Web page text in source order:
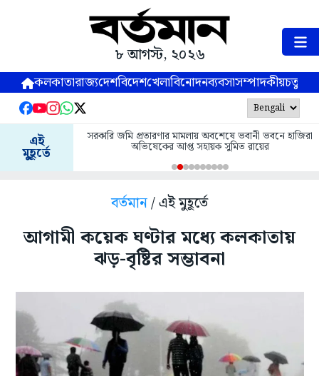
৮ আগস্ট, ২০২৬
কলকাতারাজ্যদেশবিদেশখেলাবিনোদনব্যবসাসম্পাদকীয়
এই
মুহূর্তে
সরকারি জমি প্রতারণার মামলায় অবশেষে ভবানী ভবনে হাজিরা
অভিষেকের আপ্ত সহায়ক সুমিত রায়ের
বর্তমান/ এই মুহূর্তে
আগামী কয়েক ঘণ্টার মধ্যে কলকাতায়
ঝড়-বৃষ্টির সম্ভাবনা